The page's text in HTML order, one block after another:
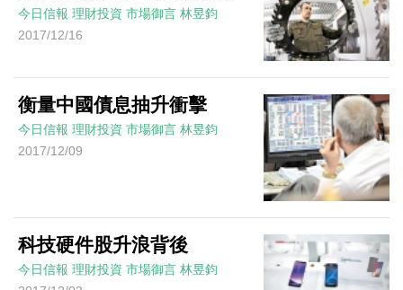
今日信報 理財投資 市場御言 林昱鈞
2017/12/16
衡量中國債息抽升衝擊
今日信報 理財投資 市場御言 林昱鈞
2017/12/09
科技硬件股升浪背後
今日信報 理財投資 市場御言 林昱鈞